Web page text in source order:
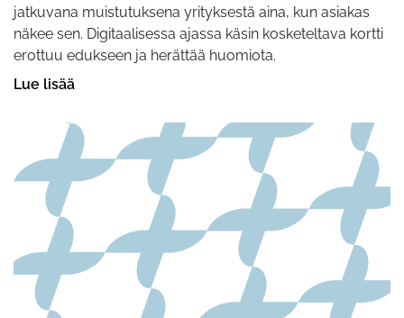
jatkuvana muistutuksena yrityksestä aina, kun asiakas
näkee sen. Digitaalisessa ajassa käsin kosketeltava kortti
erottuu edukseen ja herättää huomiota.
Lue lisää